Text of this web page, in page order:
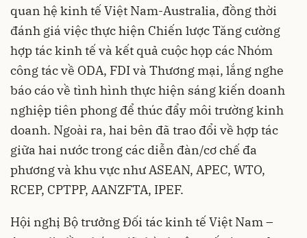
quan hệ kinh tế Việt Nam-Australia, đồng thời
đánh giá việc thực hiện Chiến lược Tăng cường
hợp tác kinh tế và kết quả cuộc họp các Nhóm
công tác về ODA, FDI và Thương mại, lắng nghe
báo cáo về tình hình thực hiện sáng kiến doanh
nghiệp tiên phong để thúc đẩy môi trường kinh
doanh. Ngoài ra, hai bên đã trao đổi về hợp tác
giữa hai nước trong các diễn đàn/cơ chế đa
phương và khu vực như ASEAN, APEC, WTO,
RCEP, CPTPP, AANZFTA, IPEF.
Hội nghị Bộ trưởng Đối tác kinh tế Việt Nam –